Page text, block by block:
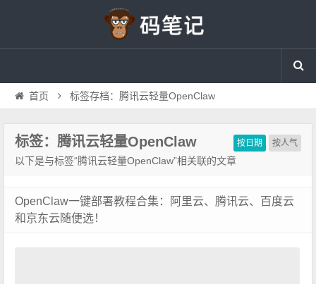
首页 标签存档：腾讯云轻量OpenClaw
按日期 按人气
标签：腾讯云轻量OpenClaw
以下是与标签“腾讯云轻量OpenClaw”相关联的文章
OpenClaw一键部署教程合集：阿里云、腾讯云、百度云
和京东云随便选！